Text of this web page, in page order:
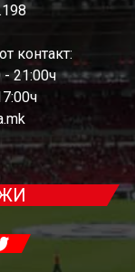
контакт:
21:00ч